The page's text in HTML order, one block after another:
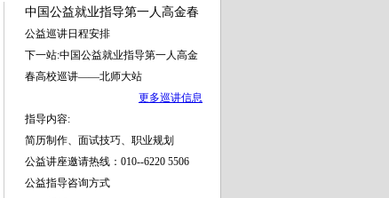
中国公益就业指导第一人高金春
公益巡讲日程安排
下一站:中国公益就业指导第一人高金
春高校巡讲——北师大站
更多巡讲信息
指导内容:
简历制作、面试技巧、职业规划
公益讲座邀请热线：010--6220 5506
公益指导咨询方式